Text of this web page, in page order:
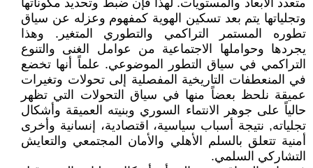
متعدد الأبعاد والمستويات. لهذا فإن ضبط وتحديد مكوناتها
وتجلياتها يتم بعد تسكين الهوية كمفهوم وعزله عن سياق
تطوره المستمر التراكمي والتطوري المتغير. وهذا
يجردها وحواملها الاجتماعية من عوامل الغنى والتنوع
التراكمي في سياق التطور الموضوعي. علماً أنها تخضع
في المنعطفات التاريخية المفصلية إلى تحولات وتغيرات
عميقة نلحظ بعضاً منها في سياق التحولات التي تظهر
حالياً على جوهر الانتماء السوري وبنيته العميقة وأشكال
تجلياته, نتيجة أسباب سياسية، اقتصادية، إنسانية وأخرى
أمنية تتعلق بالسلم الأهلي والأمان المجتمعي والتعايش
التشاركي السلمي.